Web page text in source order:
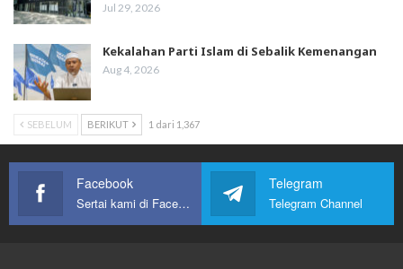
Jul 29, 2026
Kekalahan Parti Islam di Sebalik Kemenangan
Aug 4, 2026
SEBELUM BERIKUT 1 dari 1,367
Facebook
Sertai kami di Facebook
Telegram
Telegram Channel